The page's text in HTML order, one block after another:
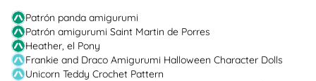
Patrón panda amigurumi
Patrón amigurumi Saint Martin de Porres
Heather, el Pony
Frankie and Draco Amigurumi Halloween Character Dolls
Unicorn Teddy Crochet Pattern